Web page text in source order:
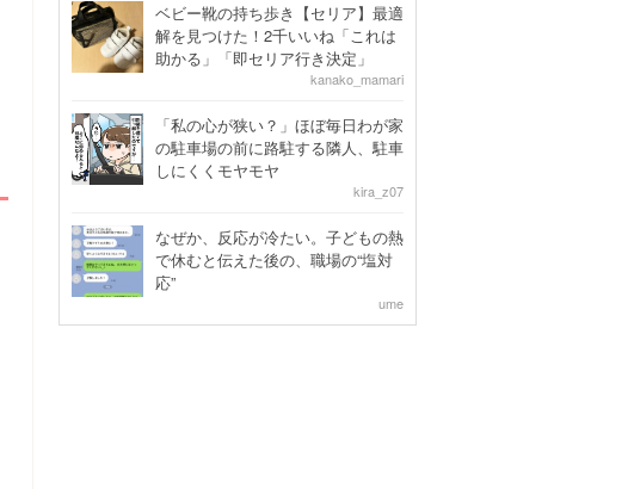
ベビー靴の持ち歩き【セリア】最適
解を見つけた！2千いいね「これは
助かる」「即セリア行き決定」
kanako_mamari
「私の心が狭い？」ほぼ毎日わが家
の駐車場の前に路駐する隣人、駐車
しにくくモヤモヤ
kira_z07
なぜか、反応が冷たい。子どもの熱
で休むと伝えた後の、職場の“塩対
応”
ume